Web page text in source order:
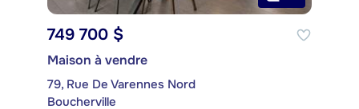
749 700 $
Maison à vendre
79, Rue De Varennes Nord
Boucherville